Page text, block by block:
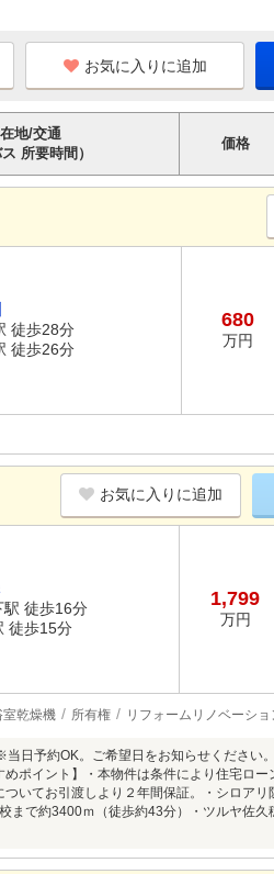
お気に入りに追加
地/交通
ス 所要時間）
価格
徒歩28分
徒歩26分
680
万円
お気に入りに追加
駅 徒歩16分
徒歩15分
1,799
万円
室乾燥機 所有権 リフォームリノベーショ
日予約OK。ご希望日をお知らせください
ポイント】・本物件は条件により住宅ロ
いてお引渡しより２年間保証。・シロア
まで約3400ｍ（徒歩約43分）・ツルヤ佐